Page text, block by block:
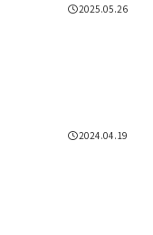
2025.05.26
2024.04.19